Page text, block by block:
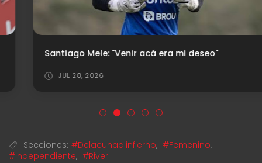
Santiago Mele: "Venir acá era mi deseo"
JUL 28, 2026
Secciones: #Delacunaalinfierno, #Femenino,
#Independiente, #River